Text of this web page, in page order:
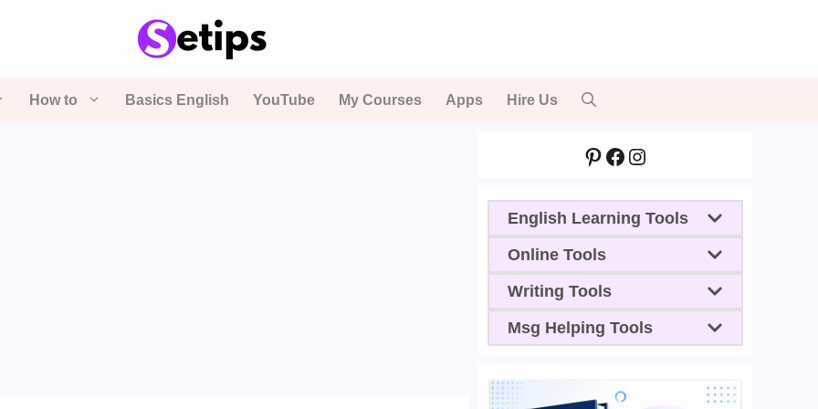
How to Basics English YouTube My Courses Apps Hire Us
Pinterest
Facebook
Instagram
English Learning Tools
Online Tools
Writing Tools
Msg Helping Tools